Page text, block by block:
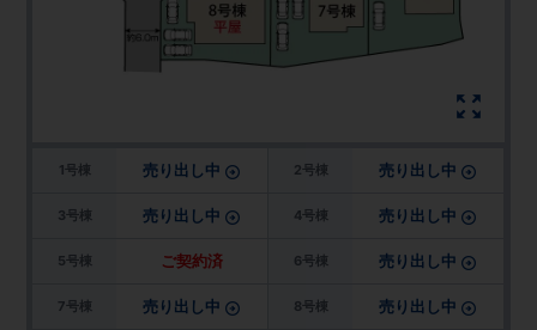
1号棟 売り出し中 2号棟 売り出し中
3号棟 売り出し中 4号棟 売り出し中
5号棟 ご契約済 6号棟 売り出し中
7号棟 売り出し中 8号棟 売り出し中